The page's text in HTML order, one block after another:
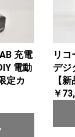
充電
電動
定カ
リコ
デジ
【
￥